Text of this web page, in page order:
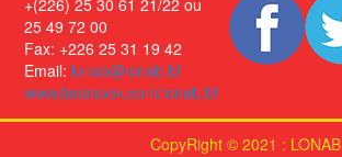
+(226) 25 30 61 21/22 ou
25 49 72 00
Fax: +226 25 31 19 42
Email: lonab@lonab.bf
www.facebook.com/lonab.bf
CopyRight © 2021 : LONAB